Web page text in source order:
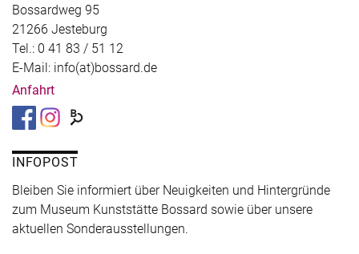
Bossardweg 95
21266 Jesteburg
Tel.: 0 41 83 / 51 12
E-Mail: info(at)bossard.de
Anfahrt
INFOPOST
Bleiben Sie informiert über Neuigkeiten und Hintergründe
zum Museum Kunststätte Bossard sowie über unsere
aktuellen Sonderausstellungen.